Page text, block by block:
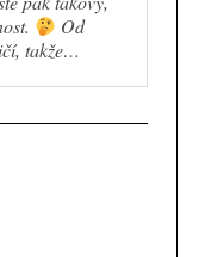
Od
takže…